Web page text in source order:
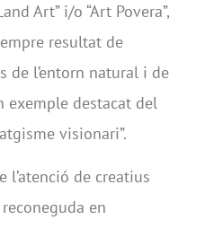
Art” i/o “Art Povera”,
resultat de
de l’entorn natural i de
exemple destacat del
visionari”.
l’atenció de creatius
en